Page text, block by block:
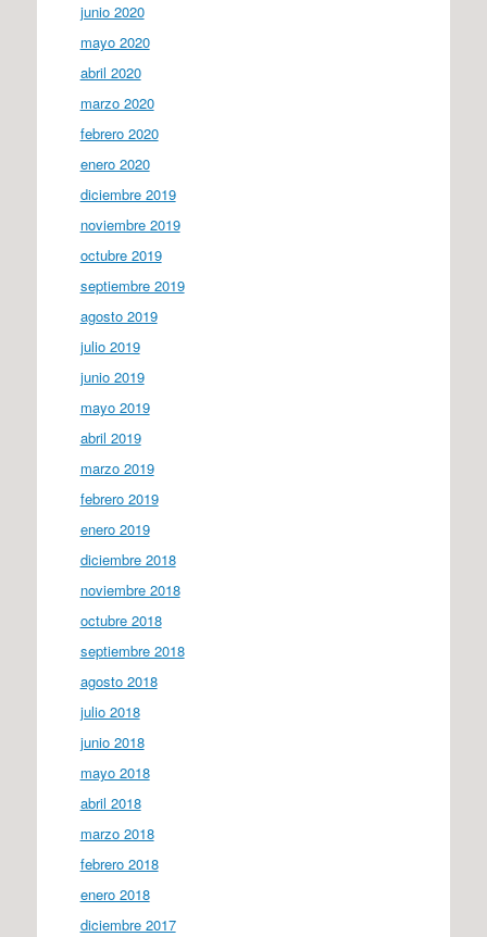
junio 2020
mayo 2020
abril 2020
marzo 2020
febrero 2020
enero 2020
diciembre 2019
noviembre 2019
octubre 2019
septiembre 2019
agosto 2019
julio 2019
junio 2019
mayo 2019
abril 2019
marzo 2019
febrero 2019
enero 2019
diciembre 2018
noviembre 2018
octubre 2018
septiembre 2018
agosto 2018
julio 2018
junio 2018
mayo 2018
abril 2018
marzo 2018
febrero 2018
enero 2018
diciembre 2017